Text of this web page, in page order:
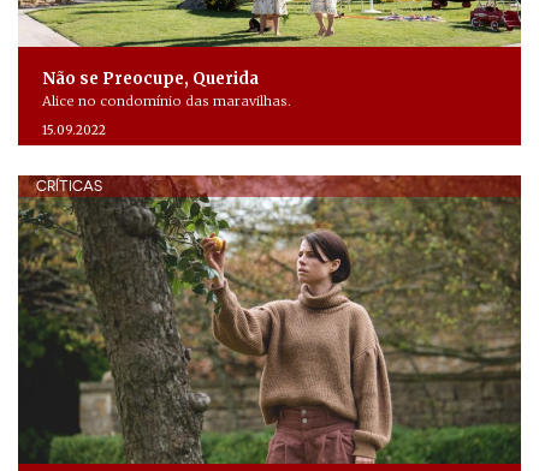
Não se Preocupe, Querida
Alice no condomínio das maravilhas.
15.09.2022
CRÍTICAS